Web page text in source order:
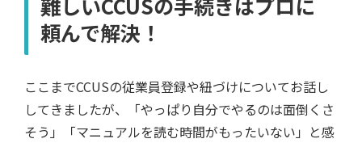
難しいCCUSの手続きはプロに
頼んで解決！
ここまでCCUSの従業員登録や紐づけについてお話し
してきましたが、「やっぱり自分でやるのは面倒くさ
そう」「マニュアルを読む時間がもったいない」と感